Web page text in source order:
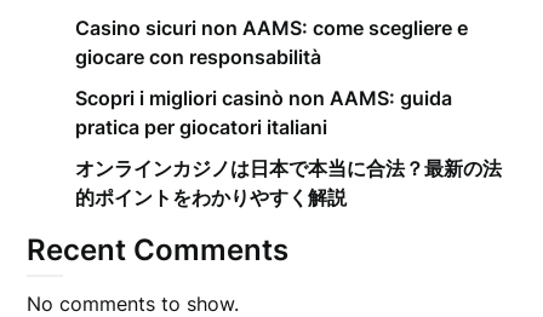
Casino sicuri non AAMS: come scegliere e
giocare con responsabilità
Scopri i migliori casinò non AAMS: guida
pratica per giocatori italiani
オンラインカジノは日本で本当に合法？最新の法
的ポイントをわかりやすく解説
Recent Comments
No comments to show.